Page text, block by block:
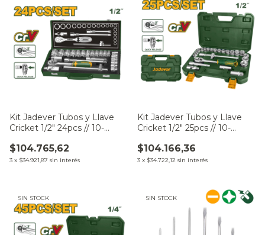
Kit Jadever Tubos y Llave
Cricket 1/2" 24pcs // 10-
$104.765,62
3 x $34.921,87 sin interés
Kit Jadever Tubos y Llave
Cricket 1/2" 25pcs // 10-
$104.166,36
3 x $34.722,12 sin interés
SIN STOCK SIN STOCK